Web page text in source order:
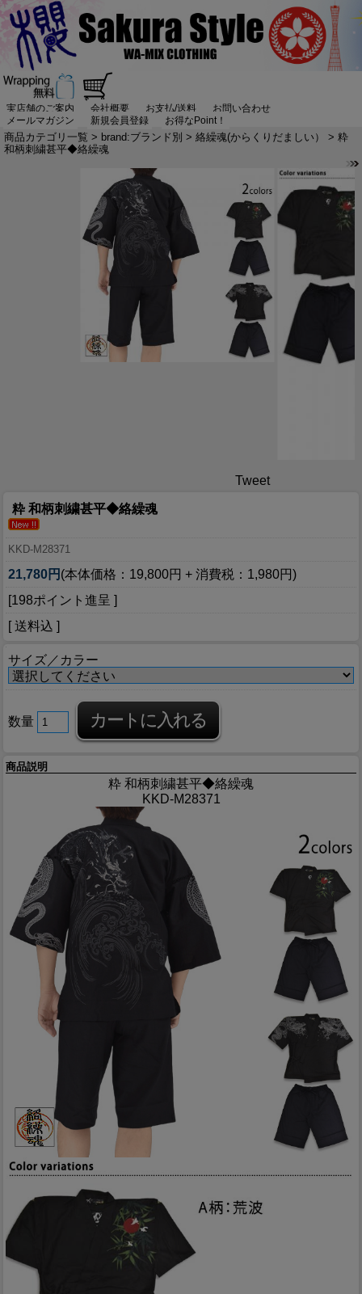
実店舗のご案内 会社概要 お支払/送料
お問い合わせ
メールマガジン
新規会員登録 お得なPoint！
商品カテゴリ一覧 > brand:ブランド別 > 絡繰魂(からくりだましい）
> 粋
和柄刺繍甚平◆絡繰魂
Tweet
粋 和柄刺繍甚平◆絡繰魂
KKD-M28371
21,780円 (本体価格：19,800円 + 消費税：1,980円)
[198ポイント進呈 ]
[ 送料込 ]
サイズ／カラー
数量
商品説明
粋 和柄刺繍甚平◆絡繰魂
KKD-M28371